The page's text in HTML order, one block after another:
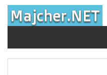
Skip
content
Majcher.NET